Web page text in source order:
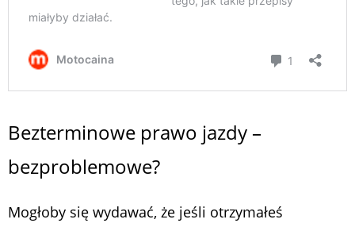
Bezterminowe prawo jazdy –
bezproblemowe?
Mogłoby się wydawać, że jeśli otrzymałeś